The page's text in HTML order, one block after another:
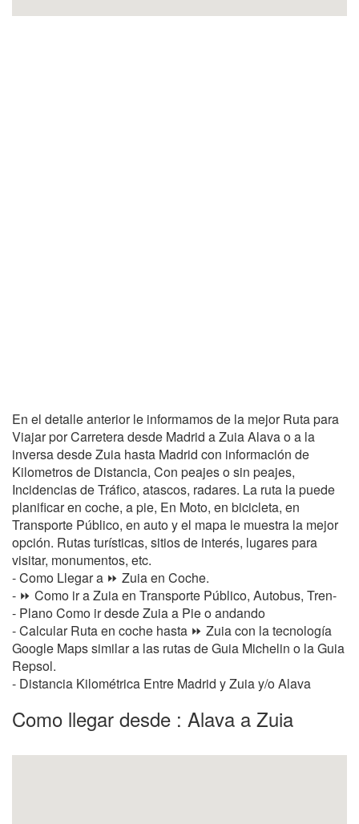
En el detalle anterior le informamos de la mejor Ruta para
Viajar por Carretera desde Madrid a Zuia Alava o a la
inversa desde Zuia hasta Madrid con información de
Kilometros de Distancia, Con peajes o sin peajes,
Incidencias de Tráfico, atascos, radares. La ruta la puede
planificar en coche, a pie, En Moto, en bicicleta, en
Transporte Público, en auto y el mapa le muestra la mejor
opción. Rutas turísticas, sitios de interés, lugares para
visitar, monumentos, etc.
- Como Llegar a ⏩ Zuia en Coche.
- ⏩ Como ir a Zuia en Transporte Público, Autobus, Tren-
- Plano Como ir desde Zuia a Pie o andando
- Calcular Ruta en coche hasta ⏩ Zuia con la tecnología
Google Maps similar a las rutas de Guia Michelin o la Guia
Repsol.
- Distancia Kilométrica Entre Madrid y Zuia y/o Alava
Como llegar desde : Alava a Zuia